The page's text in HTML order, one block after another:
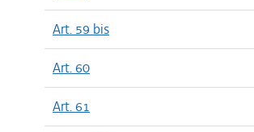
Art. 59 bis
Art. 60
Art. 61